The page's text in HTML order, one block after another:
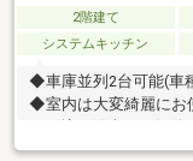
2階建て
システムキッチン
◆車庫並列2台可能(車
◆室内は大変綺麗にお
ひな壇で陽当り・解
徒歩10分ですが、ハ